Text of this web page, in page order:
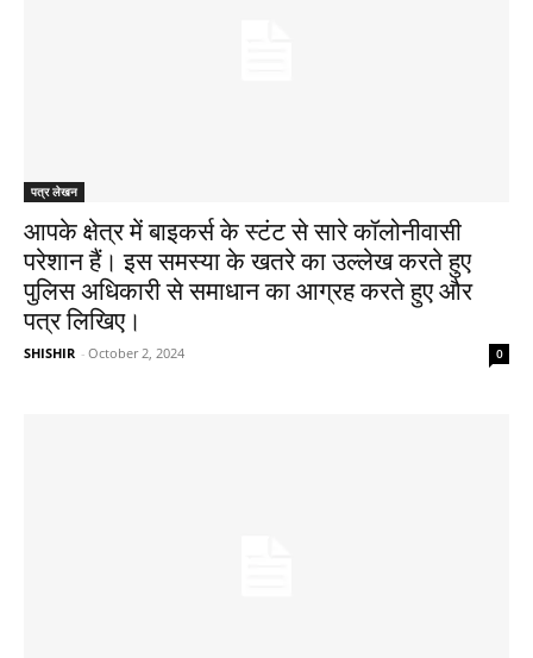
पत्र लेखन
आपके क्षेत्र में बाइकर्स के स्टंट से सारे कॉलोनीवासी
परेशान हैं। इस समस्या के खतरे का उल्लेख करते हुए
पुलिस अधिकारी से समाधान का आग्रह करते हुए और
पत्र लिखिए।
SHISHIR - October 2, 2024 0